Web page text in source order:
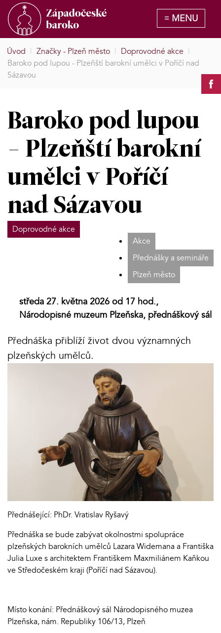
Úvod | Značky - Plzeň město | Doprovodné akce |
Baroko pod lupou - Plzeňští barokní umělci v Poříčí nad
Sázavou
Baroko pod lupou
- Plzeňští barokní
umělci v Poříčí
nad Sázavou
Doprovodné akce
Akce
Přednášky a semináře
Plzeň město
středa 27. května 2026 od 17 hod.,
Národopisné muzeum Plzeňska, přednáškový sál
Přednáška přiblíží život dvou významných
plzeňských umělců.
Přednášející: PhDr. Vratislav Ryšavý
Přednáška se bude zabývat okolnostmi spolupráce
plzeňských barokních umělců Lazara Widemana a Františka
Julia Luxe s architektem Františkem Maxmiliánem Kaňkou
ve Středočeském kraji (Poříčí nad Sázavou).
Místo konání: Přednáškový sál Národopisného muzea
Plzeňska, nám. Republiky 106/13, Plzeň